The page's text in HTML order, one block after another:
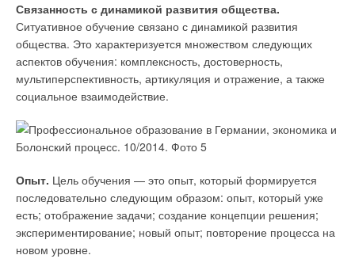
Связанность с динамикой развития общества.
Ситуативное обучение связано с динамикой развития
общества. Это характеризуется множеством следующих
аспектов обучения: комплексность, достоверность,
мультиперспективность, артикуляция и отражение, а также
социальное взаимодействие.
Опыт. Цель обучения — это опыт, который формируется
последовательно следующим образом: опыт, который уже
есть; отображение задачи; создание концепции решения;
экспериментирование; новый опыт; повторение процесса на
новом уровне.